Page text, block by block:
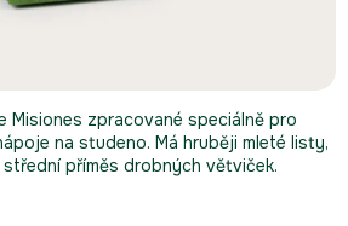
Misiones zpracované speciálně pro
na studeno. Má hruběji mleté listy,
příměs drobných větviček.